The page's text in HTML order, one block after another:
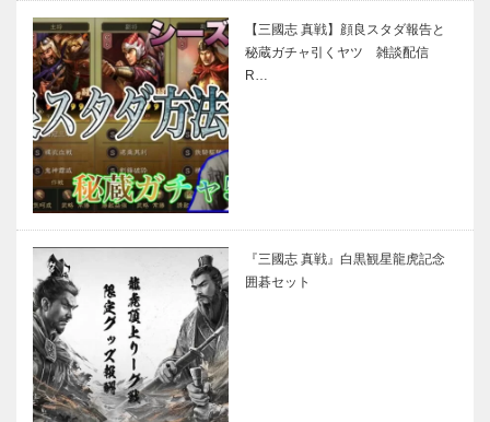
【三國志 真戦】顔良スタダ報告と
秘蔵ガチャ引くヤツ 雑談配信
R…
『三國志 真戦』白黒観星龍虎記念
囲碁セット